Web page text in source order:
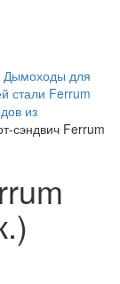
Дымоходы для
стали Ferrum
из
сэндвич Ferrum